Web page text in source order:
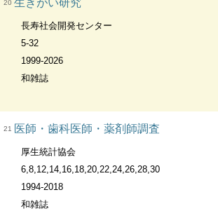
20 生きがい研究
長寿社会開発センター
5-32
1999-2026
和雑誌
21 医師・歯科医師・薬剤師調査
厚生統計協会
6,8,12,14,16,18,20,22,24,26,28,30
1994-2018
和雑誌